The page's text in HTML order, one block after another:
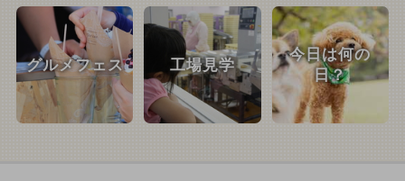
グルメフェス 工場見学
今日は何の
日？